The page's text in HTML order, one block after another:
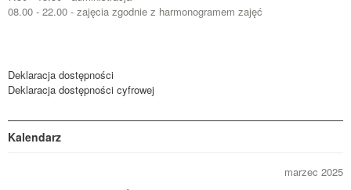
08.00 - 22.00 - zajęcia zgodnie z harmonogramem zajęć
Deklaracja dostępności
Deklaracja dostępności cyfrowej
Kalendarz
marzec 2025